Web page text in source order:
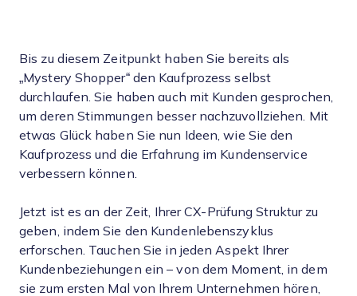
Bis zu diesem Zeitpunkt haben Sie bereits als
„Mystery Shopper“ den Kaufprozess selbst
durchlaufen. Sie haben auch mit Kunden gesprochen,
um deren Stimmungen besser nachzuvollziehen. Mit
etwas Glück haben Sie nun Ideen, wie Sie den
Kaufprozess und die Erfahrung im Kundenservice
verbessern können.
Jetzt ist es an der Zeit, Ihrer CX-Prüfung Struktur zu
geben, indem Sie den Kundenlebenszyklus
erforschen. Tauchen Sie in jeden Aspekt Ihrer
Kundenbeziehungen ein – von dem Moment, in dem
sie zum ersten Mal von Ihrem Unternehmen hören,